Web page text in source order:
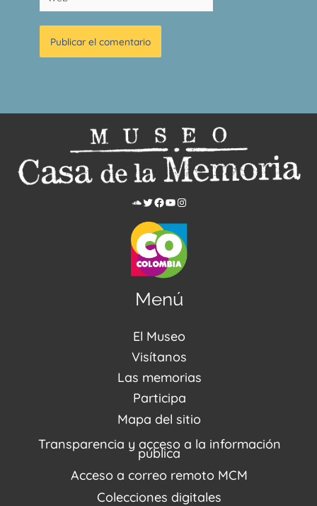
Menú
El Museo
Acerca de nosotros
Noticias
PQRSDF
Visítanos
Visítanos
Reserva tus espacios
Agenda / Programación
Recorridos Virtuales
Las memorias
Centro de Recursos
Repositorio (MUSEO / CASA / MEMORIA)
Narrativas del conflicto
Proyectos
Enlaces de memorias
Fondo Editorial
Participa
Estímulos
Mapa del sitio
Transparencia y acceso a la información
pública
Acceso a correo remoto MCM
Colecciones digitales